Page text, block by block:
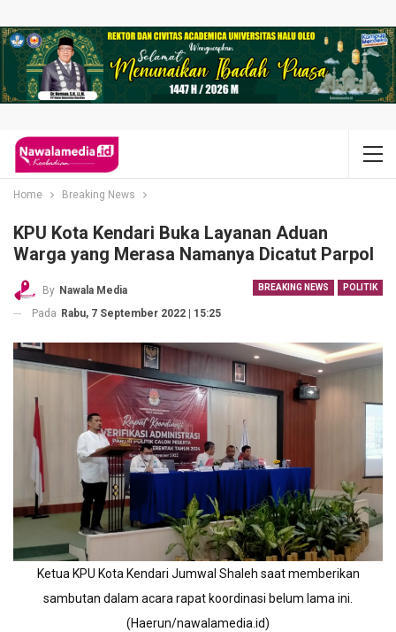
Home Breaking News
KPU Kota Kendari Buka Layanan Aduan
Warga yang Merasa Namanya Dicatut Parpol
BREAKING NEWS POLITIK
By Nawala Media
Pada Rabu, 7 September 2022 | 15:25
Ketua KPU Kota Kendari Jumwal Shaleh saat memberikan
sambutan dalam acara rapat koordinasi belum lama ini.
(Haerun/nawalamedia.id)